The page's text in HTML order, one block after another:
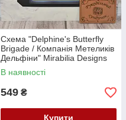
Схема "Delphine's Butterfly
Brigade / Компанія Метеликів
Дельфіни" Mirabilia Designs
MD190
В наявності
549 ₴
Купити